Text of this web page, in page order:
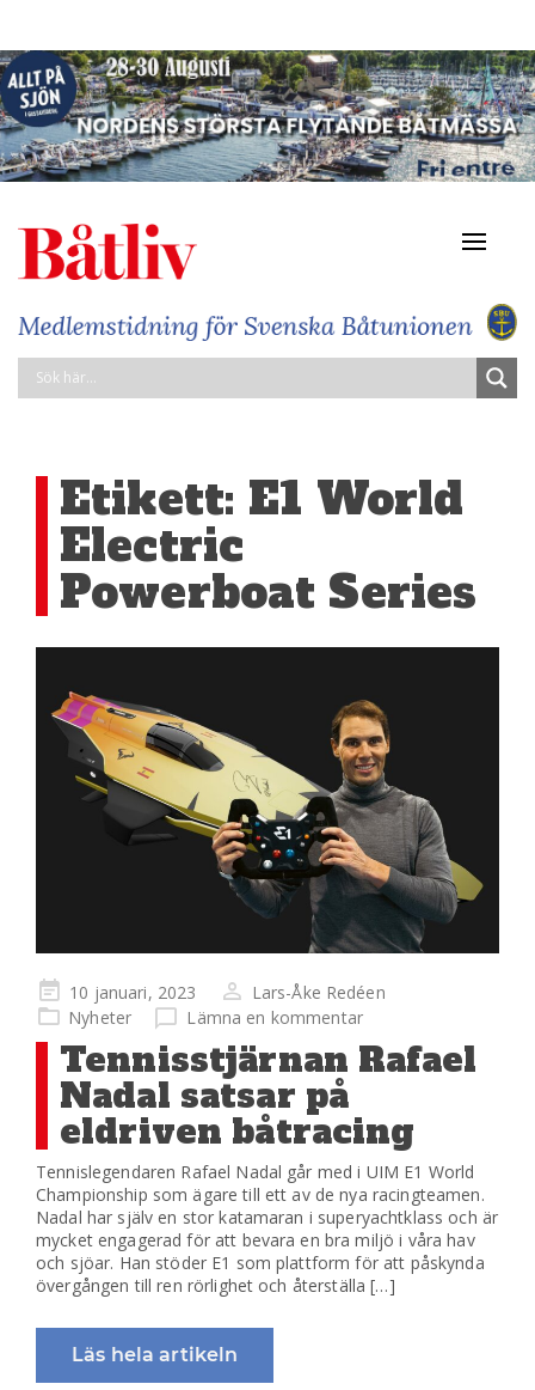
Etikett: E1 World
Electric
Powerboat Series
Publicerad
på
10 januari, 2023
Lars-Åke Redéen
Nyheter
Lämna en kommentar
Tennisstjärnan Rafael
Nadal satsar på
eldriven båtracing
Tennislegendaren Rafael Nadal går med i UIM E1 World
Championship som ägare till ett av de nya racingteamen.
Nadal har själv en stor katamaran i superyachtklass och är
mycket engagerad för att bevara en bra miljö i våra hav
och sjöar. Han stöder E1 som plattform för att påskynda
övergången till ren rörlighet och återställa […]
Läs hela artikeln